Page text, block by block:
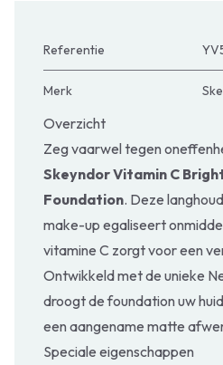
Referentie
Merk
Overzicht
Zeg vaarwel tegen
Skeyndor Vitamin C
Foundation. Deze
make-up egaliseert
vitamine C zorgt voor een
Ontwikkeld met de unieke
droogt de foundation uw
een aangename matte
Speciale eigenschappen